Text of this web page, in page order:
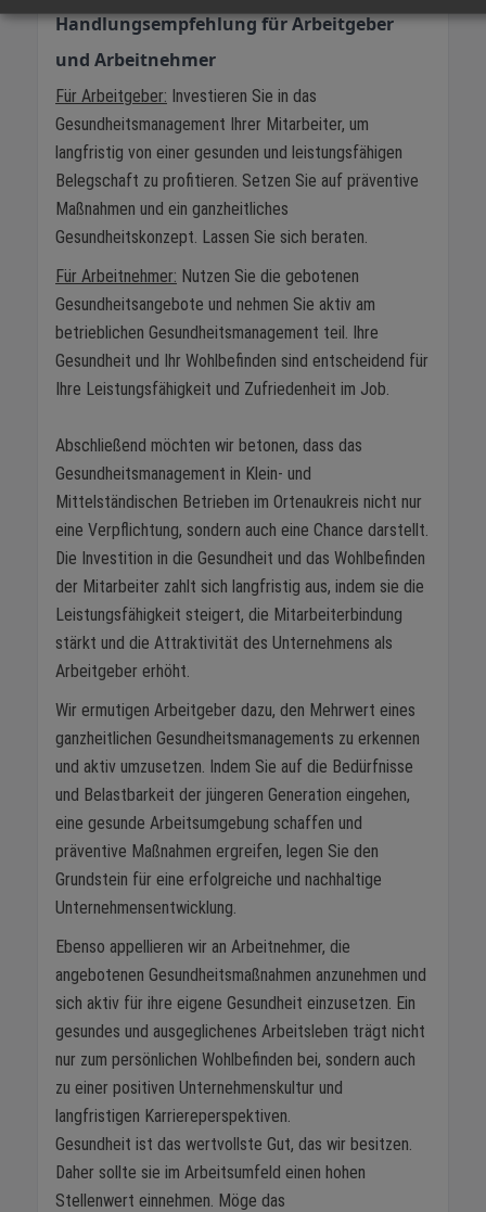
Handlungsempfehlung für Arbeitgeber
und Arbeitnehmer
Für Arbeitgeber: Investieren Sie in das
Gesundheitsmanagement Ihrer Mitarbeiter, um
langfristig von einer gesunden und leistungsfähigen
Belegschaft zu profitieren. Setzen Sie auf präventive
Maßnahmen und ein ganzheitliches
Gesundheitskonzept. Lassen Sie sich beraten.
Für Arbeitnehmer: Nutzen Sie die gebotenen
Gesundheitsangebote und nehmen Sie aktiv am
betrieblichen Gesundheitsmanagement teil. Ihre
Gesundheit und Ihr Wohlbefinden sind entscheidend für
Ihre Leistungsfähigkeit und Zufriedenheit im Job.
Abschließend möchten wir betonen, dass das
Gesundheitsmanagement in Klein- und
Mittelständischen Betrieben im Ortenaukreis nicht nur
eine Verpflichtung, sondern auch eine Chance darstellt.
Die Investition in die Gesundheit und das Wohlbefinden
der Mitarbeiter zahlt sich langfristig aus, indem sie die
Leistungsfähigkeit steigert, die Mitarbeiterbindung
stärkt und die Attraktivität des Unternehmens als
Arbeitgeber erhöht.
Wir ermutigen Arbeitgeber dazu, den Mehrwert eines
ganzheitlichen Gesundheitsmanagements zu erkennen
und aktiv umzusetzen. Indem Sie auf die Bedürfnisse
und Belastbarkeit der jüngeren Generation eingehen,
eine gesunde Arbeitsumgebung schaffen und
präventive Maßnahmen ergreifen, legen Sie den
Grundstein für eine erfolgreiche und nachhaltige
Unternehmensentwicklung.
Ebenso appellieren wir an Arbeitnehmer, die
angebotenen Gesundheitsmaßnahmen anzunehmen und
sich aktiv für ihre eigene Gesundheit einzusetzen. Ein
gesundes und ausgeglichenes Arbeitsleben trägt nicht
nur zum persönlichen Wohlbefinden bei, sondern auch
zu einer positiven Unternehmenskultur und
langfristigen Karriereperspektiven.
Gesundheit ist das wertvollste Gut, das wir besitzen.
Daher sollte sie im Arbeitsumfeld einen hohen
Stellenwert einnehmen. Möge das